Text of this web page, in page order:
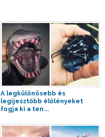
A legkülönösebb és
legijesztőbb élőlényeket
fogja ki a ten...